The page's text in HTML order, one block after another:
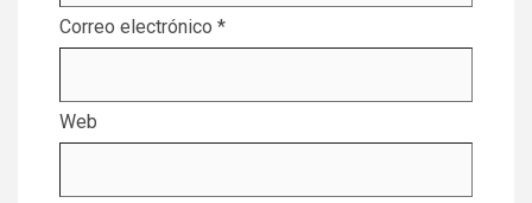
Correo electrónico *
Web